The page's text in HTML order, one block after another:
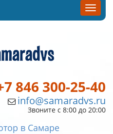
846 300-25-40
info@samaradvs.ru
Звоните с 8:00 до 20:00
в Самаре